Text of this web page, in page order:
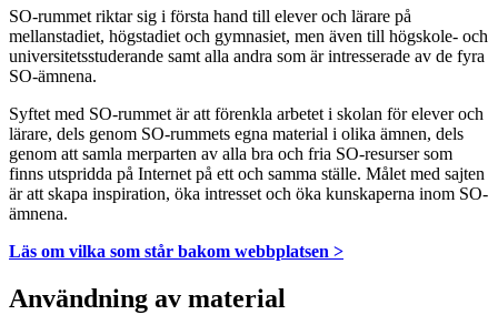
SO-rummet riktar sig i första hand till elever och lärare på
mellanstadiet, högstadiet och gymnasiet, men även till högskole- och
universitetsstuderande samt alla andra som är intresserade av de fyra
SO-ämnena.
Syftet med SO-rummet är att förenkla arbetet i skolan för elever och
lärare, dels genom SO-rummets egna material i olika ämnen, dels
genom att samla merparten av alla bra och fria SO-resurser som
finns utspridda på Internet på ett och samma ställe. Målet med sajten
är att skapa inspiration, öka intresset och öka kunskaperna inom SO-
ämnena.
Läs om vilka som står bakom webbplatsen >
Användning av material